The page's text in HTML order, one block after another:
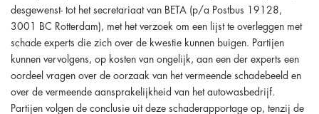
desgewenst- tot het secretariaat van BETA (p/a Postbus 19128,
3001 BC Rotterdam), met het verzoek om een lijst te overleggen met
schade experts die zich over de kwestie kunnen buigen. Partijen
kunnen vervolgens, op kosten van ongelijk, aan een der experts een
oordeel vragen over de oorzaak van het vermeende schadebeeld en
over de vermeende aansprakelijkheid van het autowasbedrijf.
Partijen volgen de conclusie uit deze schaderapportage op, tenzij de